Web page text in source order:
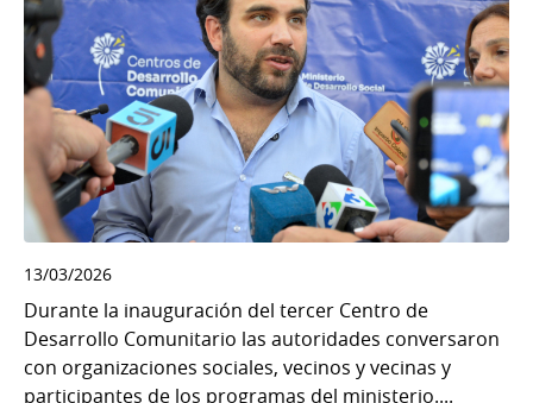
13/03/2026
Durante la inauguración del tercer Centro de
Desarrollo Comunitario las autoridades conversaron
con organizaciones sociales, vecinos y vecinas y
participantes de los programas del ministerio....